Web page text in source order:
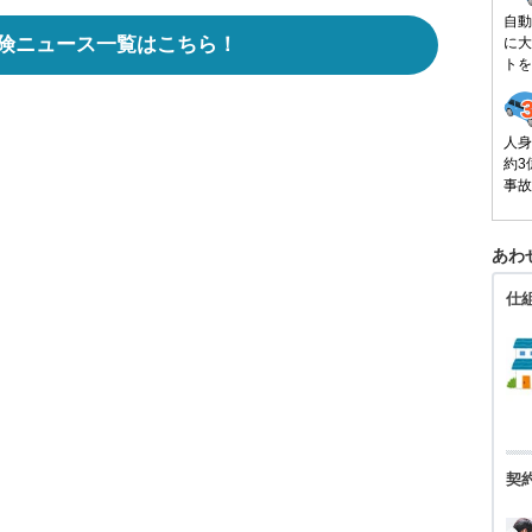
ニュース一覧はこちら！
自
に
ト
人
約3
事
あわ
仕
契